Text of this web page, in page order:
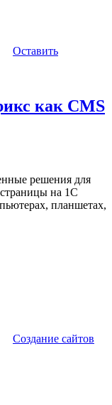
Оставить
как CMS
решения для
страницы на 1С
планшетах,
Создание сайтов